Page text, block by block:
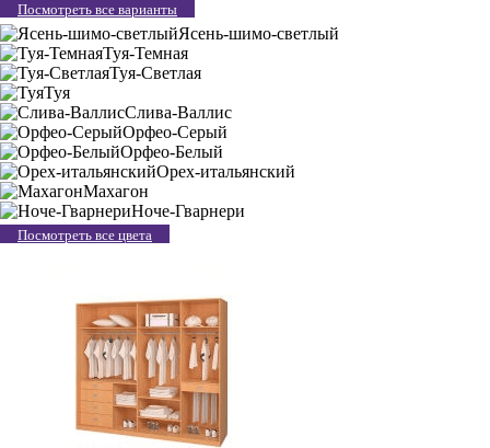
Посмотреть все варианты
Ясень-шимо-светлый
Туя-Темная
Туя-Светлая
Туя
Слива-Валлис
Орфео-Серый
Орфео-Белый
Орех-итальянский
Махагон
Ноче-Гварнери
Посмотреть все цвета